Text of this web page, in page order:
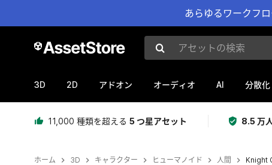
あらゆるワークフ
アセットの検索
3D 2D アドオン オーディオ AI 分散化
11,000 種類を超える 5 つ星アセット 8.5 万
ホーム 3D キャラクター ヒューマノイド 人間 Knight